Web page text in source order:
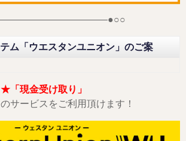
ム「ウエスタンユニオン」のご案
「現金受け取り」
サービスをご利用頂けます！